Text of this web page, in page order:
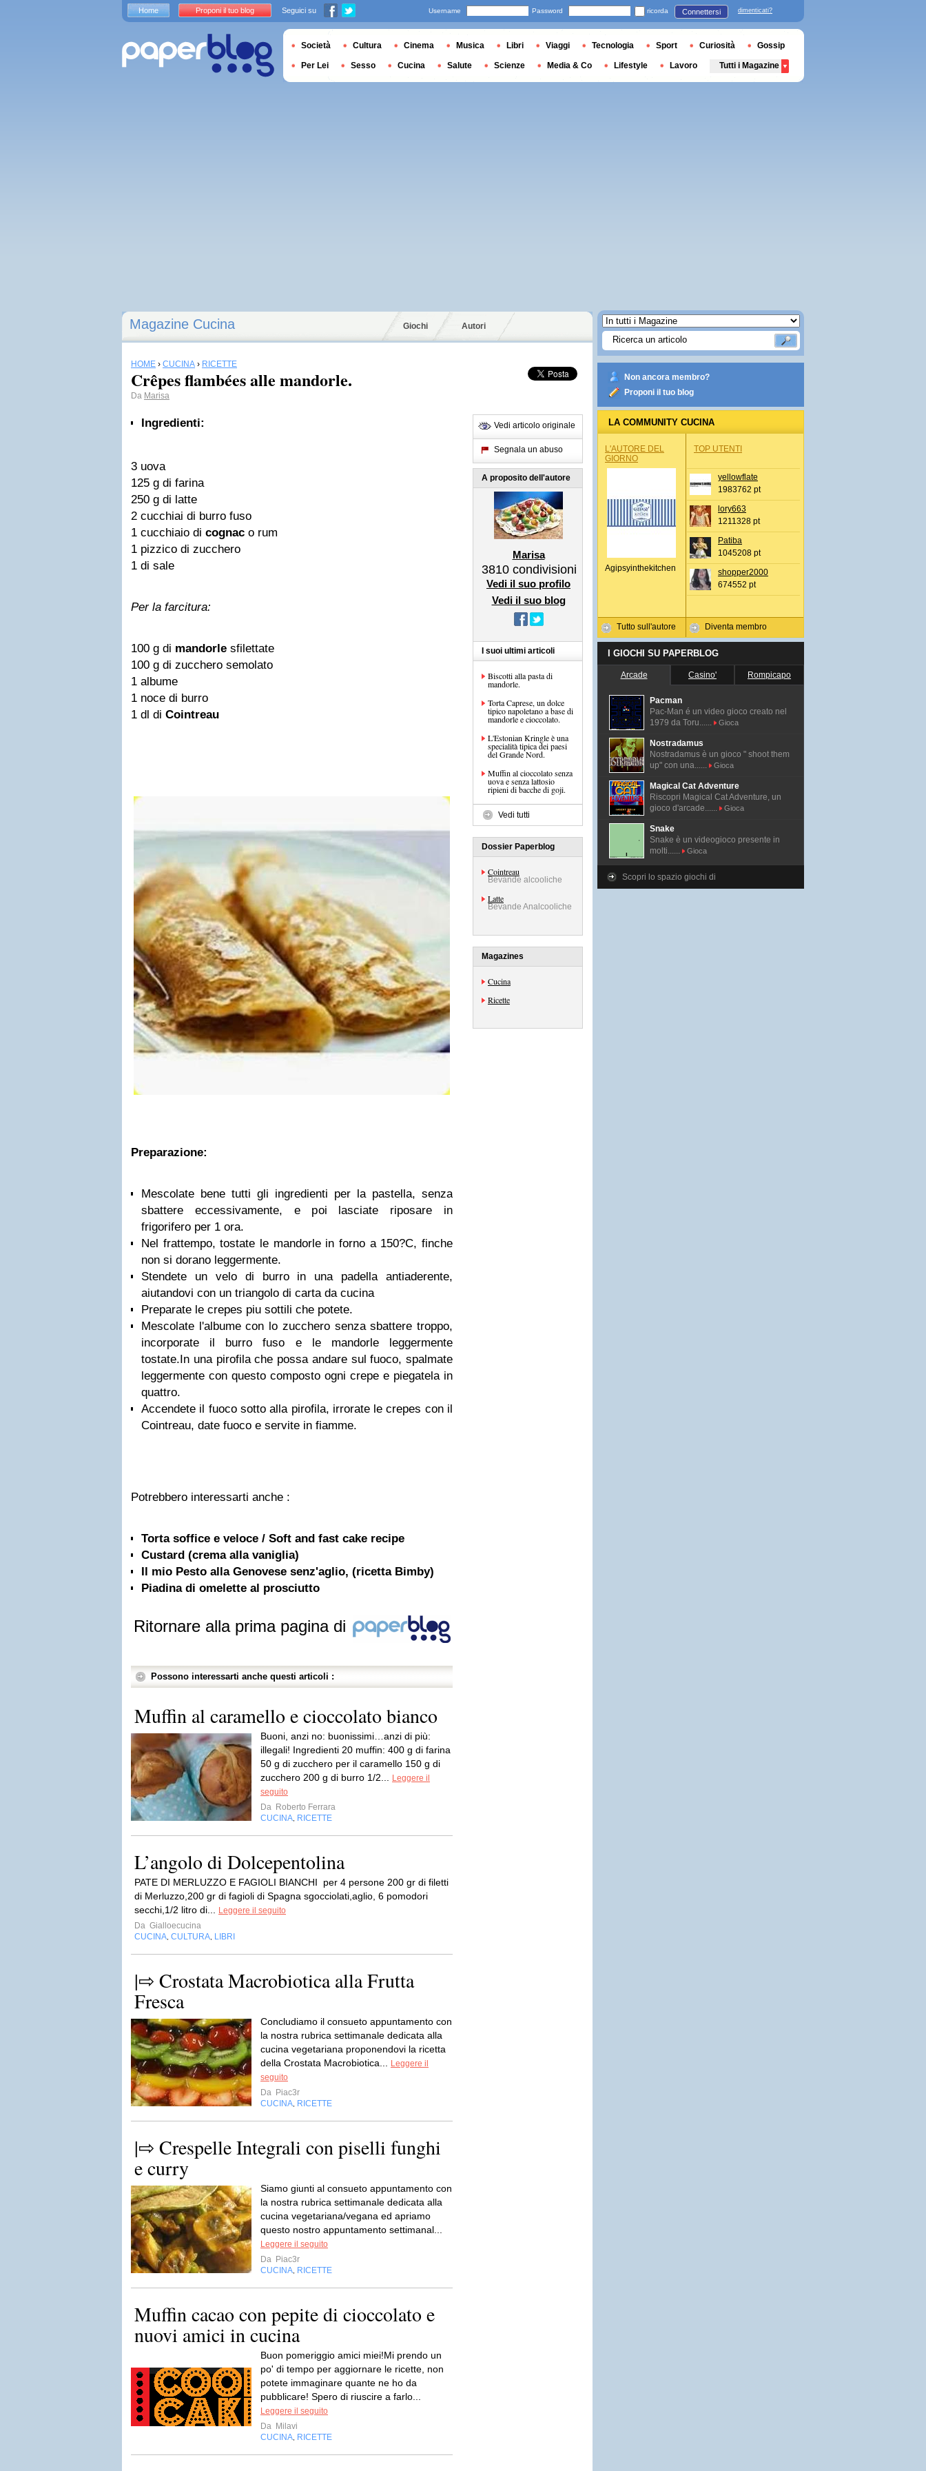
Magazine Cucina Giochi Autori
HOME › CUCINA › RICETTE
Crêpes flambées alle mandorle.
Da Marisa
Ingredienti:
3 uova
125 g di farina
250 g di latte
2 cucchiai di burro fuso
1 cucchiaio di cognac o rum
1 pizzico di zucchero
1 di sale
Per la farcitura:
100 g di mandorle sfilettate
100 g di zucchero semolato
1 albume
1 noce di burro
1 dl di Cointreau
Preparazione:
Mescolate bene tutti gli ingredienti per la pastella, senza
sbattere eccessivamente, e poi lasciate riposare in
frigorifero per 1 ora.
Nel frattempo, tostate le mandorle in forno a 150?C, finche
non si dorano leggermente.
Stendete un velo di burro in una padella antiaderente,
aiutandovi con un triangolo di carta da cucina
Preparate le crepes piu sottili che potete.
Mescolate l'albume con lo zucchero senza sbattere troppo,
incorporate il burro fuso e le mandorle leggermente
tostate.In una pirofila che possa andare sul fuoco, spalmate
leggermente con questo composto ogni crepe e piegatela in
quattro.
Accendete il fuoco sotto alla pirofila, irrorate le crepes con il
Cointreau, date fuoco e servite in fiamme.
Potrebbero interessarti anche :
Torta soffice e veloce / Soft and fast cake recipe
Custard (crema alla vaniglia)
Il mio Pesto alla Genovese senz'aglio, (ricetta Bimby)
Piadina di omelette al prosciutto
Ritornare alla prima pagina di
Possono interessarti anche questi articoli :
Muffin al caramello e cioccolato bianco
Buoni, anzi no: buonissimi…anzi di più:
illegali! Ingredienti 20 muffin: 400 g di farina
50 g di zucchero per il caramello 150 g di
zucchero 200 g di burro 1/2...
Leggere il
seguito
Da Roberto Ferrara
CUCINA RICETTE
L’angolo di Dolcepentolina
PATE DI MERLUZZO E FAGIOLI BIANCHI per 4 persone 200 gr di filetti
di Merluzzo,200 gr di fagioli di Spagna sgocciolati,aglio, 6 pomodori
secchi,1/2 litro di...
Leggere il seguito
Da Gialloecucina
CUCINA CULTURA LIBRI
|⇨ Crostata Macrobiotica alla Frutta
Fresca
Concludiamo il consueto appuntamento con
la nostra rubrica settimanale dedicata alla
cucina vegetariana proponendovi la ricetta
della Crostata Macrobiotica...
Leggere il
seguito
Da Piac3r
CUCINA RICETTE
|⇨ Crespelle Integrali con piselli funghi
e curry
Siamo giunti al consueto appuntamento con
la nostra rubrica settimanale dedicata alla
cucina vegetariana/vegana ed apriamo
questo nostro appuntamento settimanal...
Leggere il seguito
Da Piac3r
CUCINA RICETTE
Muffin cacao con pepite di cioccolato e
nuovi amici in cucina
Buon pomeriggio amici miei!Mi prendo un
po' di tempo per aggiornare le ricette, non
potete immaginare quante ne ho da
pubblicare! Spero di riuscire a farlo...
Leggere il seguito
Da Milavi
CUCINA RICETTE
Vedi articolo originale
Segnala un abuso
A proposito dell'autore
Marisa
3810 condivisioni
Vedi il suo profilo
Vedi il suo blog
I suoi ultimi articoli
Biscotti alla pasta di
mandorle.
Torta Caprese, un dolce
tipico napoletano a base di
mandorle e cioccolato.
L'Estonian Kringle è una
specialità tipica dei paesi
del Grande Nord.
Muffin al cioccolato senza
uova e senza lattosio
ripieni di bacche di goji.
Vedi tutti
Dossier Paperblog
Cointreau
Bevande alcooliche
Latte
Bevande Analcooliche
Magazines
Cucina
Ricette
Non ancora membro?
Proponi il tuo blog
LA COMMUNITY CUCINA
L'AUTORE DEL
GIORNO
Agipsyinthekitchen
Tutto sull'autore
TOP UTENTI
yellowflate
1983762 pt
lory663
1211328 pt
Patiba
1045208 pt
shopper2000
674552 pt
Diventa membro
I GIOCHI SU PAPERBLOG
Arcade Casino' Rompicapo
Pacman
Pac-Man é un video gioco creato nel
1979 da Toru......
Gioca
Nostradamus
Nostradamus è un gioco " shoot them
up" con una......
Gioca
Magical Cat Adventure
Riscopri Magical Cat Adventure, un
gioco d'arcade......
Gioca
Snake
Snake è un videogioco presente in
molti......
Gioca
Scopri lo spazio giochi di
Home Proponi il tuo blog Seguici su Username Password ricorda Connettersi dimenticati?
Società Cultura Cinema Musica Libri Viaggi Tecnologia Sport Curiosità Gossip
Per Lei Sesso Cucina Salute Scienze Media & Co Lifestyle Lavoro Tutti i Magazine